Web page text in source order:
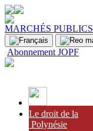
MARCHÉS PUBLICS
Abonnement JOPF
Le droit de la
Polynésie